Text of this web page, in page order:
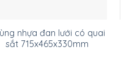
nhựa đan lưới có quai
sắt 715x465x330mm